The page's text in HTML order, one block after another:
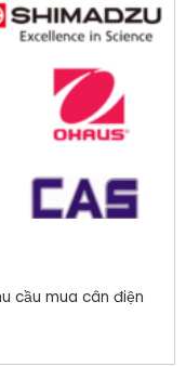
cầu mua cân điện